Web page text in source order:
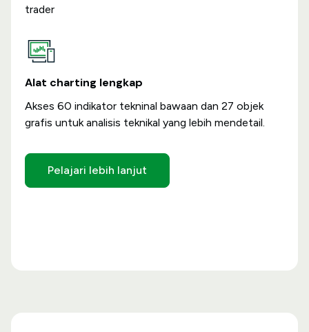
trader
Alat charting lengkap
Akses 60 indikator tekninal bawaan dan 27 objek
grafis untuk analisis teknikal yang lebih mendetail.
Pelajari lebih lanjut